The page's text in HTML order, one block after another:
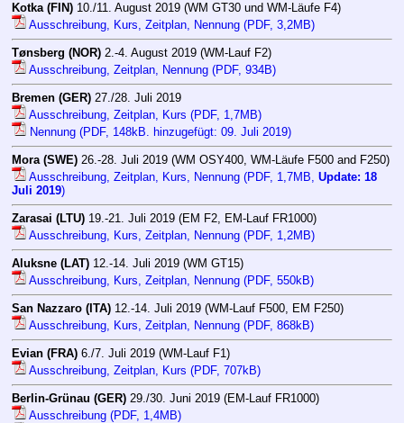
Kotka (FIN) 10./11. August 2019 (WM GT30 und WM-Läufe F4)
Ausschreibung, Kurs, Zeitplan, Nennung (PDF, 3,2MB)
Tønsberg (NOR) 2.-4. August 2019 (WM-Lauf F2)
Ausschreibung, Zeitplan, Nennung (PDF, 934B)
Bremen (GER) 27./28. Juli 2019
Ausschreibung, Zeitplan, Kurs (PDF, 1,7MB)
Nennung (PDF, 148kB. hinzugefügt: 09. Juli 2019)
Mora (SWE) 26.-28. Juli 2019 (WM OSY400, WM-Läufe F500 and F250)
Ausschreibung, Zeitplan, Kurs, Nennung (PDF, 1,7MB, Update: 18
Juli 2019)
Zarasai (LTU) 19.-21. Juli 2019 (EM F2, EM-Lauf FR1000)
Ausschreibung, Kurs, Zeitplan, Nennung (PDF, 1,2MB)
Aluksne (LAT) 12.-14. Juli 2019 (WM GT15)
Ausschreibung, Kurs, Zeitplan, Nennung (PDF, 550kB)
San Nazzaro (ITA) 12.-14. Juli 2019 (WM-Lauf F500, EM F250)
Ausschreibung, Kurs, Zeitplan, Nennung (PDF, 868kB)
Evian (FRA) 6./7. Juli 2019 (WM-Lauf F1)
Ausschreibung, Zeitplan, Kurs (PDF, 707kB)
Berlin-Grünau (GER) 29./30. Juni 2019 (EM-Lauf FR1000)
Ausschreibung (PDF, 1,4MB)